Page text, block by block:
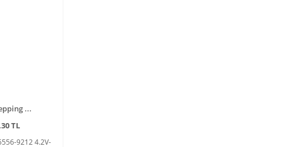
...
TL